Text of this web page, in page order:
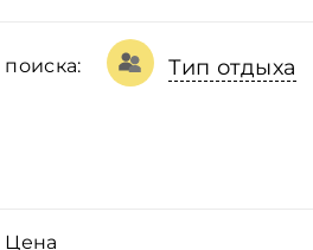
Тип отдыха
Цена